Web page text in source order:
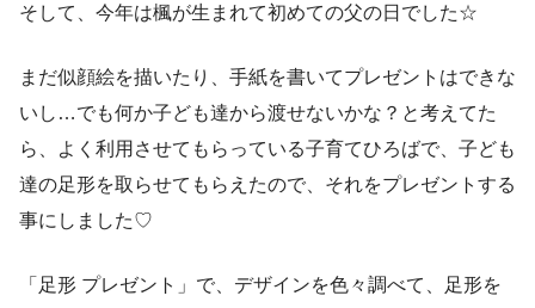
そして、今年は楓が生まれて初めての父の日でした☆
まだ似顔絵を描いたり、手紙を書いてプレゼントはできな
いし…でも何か子ども達から渡せないかな？と考えてた
ら、よく利用させてもらっている子育てひろばで、子ども
達の足形を取らせてもらえたので、それをプレゼントする
事にしました♡
「足形 プレゼント」で、デザインを色々調べて、足形を